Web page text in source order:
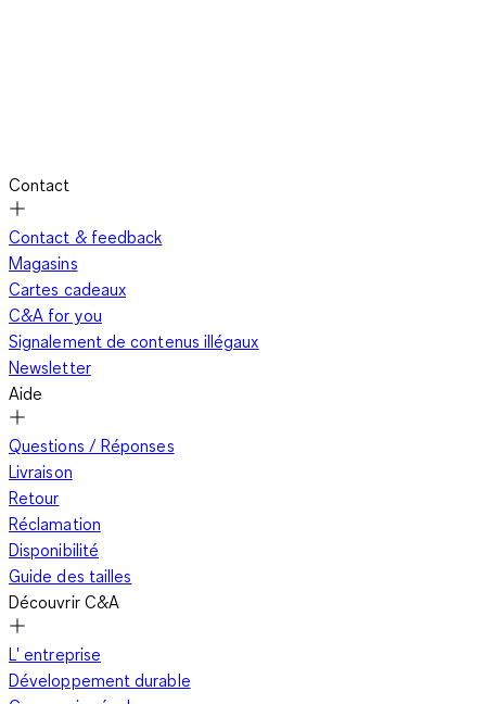
Contact
Contact & feedback
Magasins
Cartes cadeaux
C&A for you
Signalement de contenus illégaux
Newsletter
Aide
Questions / Réponses
Livraison
Retour
Réclamation
Disponibilité
Guide des tailles
Découvrir C&A
L' entreprise
Développement durable